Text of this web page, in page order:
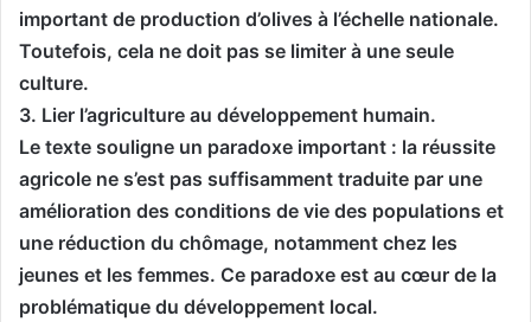
important de production d’olives à l’échelle nationale.
Toutefois, cela ne doit pas se limiter à une seule
culture.
3. Lier l’agriculture au développement humain.
Le texte souligne un paradoxe important : la réussite
agricole ne s’est pas suffisamment traduite par une
amélioration des conditions de vie des populations et
une réduction du chômage, notamment chez les
jeunes et les femmes. Ce paradoxe est au cœur de la
problématique du développement local.